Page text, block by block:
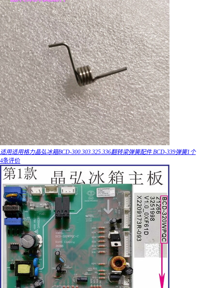
适用适用格力晶弘冰箱BCD-300.303.325.336翻转梁弹簧配件 BCD-339弹簧1个
4条评价